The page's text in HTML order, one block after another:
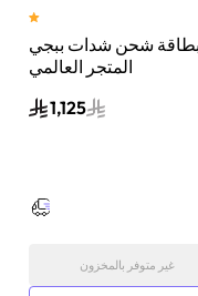
بطاقة شحن شدات ببجي
المتجر العالمي
الكود الرقمي بالبريد
1,125
غير متوفر بالمخزون